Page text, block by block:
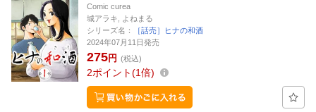
Comic curea
城アラキ, よねまる
シリーズ名：
［話売］ヒナの和酒
2024年07月11日発売
275円 (税込)
2ポイント 1倍